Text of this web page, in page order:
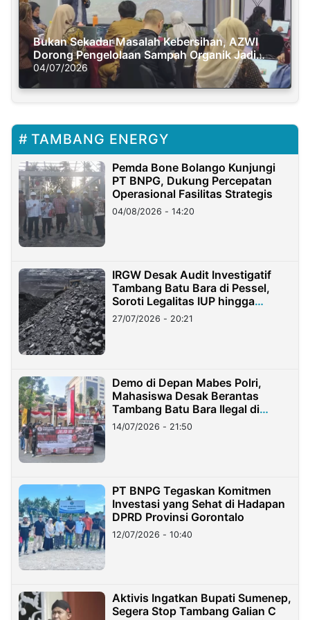
Bukan Sekadar Masalah Kebersihan, AZWI
Dorong Pengelolaan Sampah Organik Jadi
Solusi Krisis Iklim
04/07/2026
TAMBANG ENERGY
Pemda Bone Bolango Kunjungi
PT BNPG, Dukung Percepatan
Operasional Fasilitas Strategis
04/08/2026 - 14:20
IRGW Desak Audit Investigatif
Tambang Batu Bara di Pessel,
Soroti Legalitas IUP hingga
Stockpile
27/07/2026 - 20:21
Demo di Depan Mabes Polri,
Mahasiswa Desak Berantas
Tambang Batu Bara Ilegal di
Lampung
14/07/2026 - 21:50
PT BNPG Tegaskan Komitmen
Investasi yang Sehat di Hadapan
DPRD Provinsi Gorontalo
12/07/2026 - 10:40
Aktivis Ingatkan Bupati Sumenep,
Segera Stop Tambang Galian C